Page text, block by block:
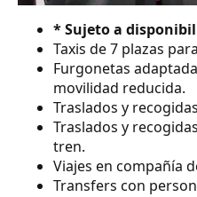
* Sujeto a
Taxis de 7 plazas
Furgonetas
movilidad reducida.
Traslados y
Traslados y
tren.
Viajes en compañía
Transfers con